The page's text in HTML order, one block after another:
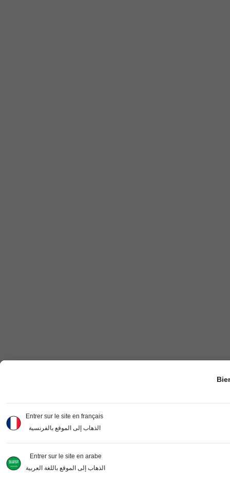
Entrer sur le site en français
الذهاب إلى الموقع بالفرنسية
Entrer sur le site en arabe
الذهاب إلى الموقع باللغة العربية